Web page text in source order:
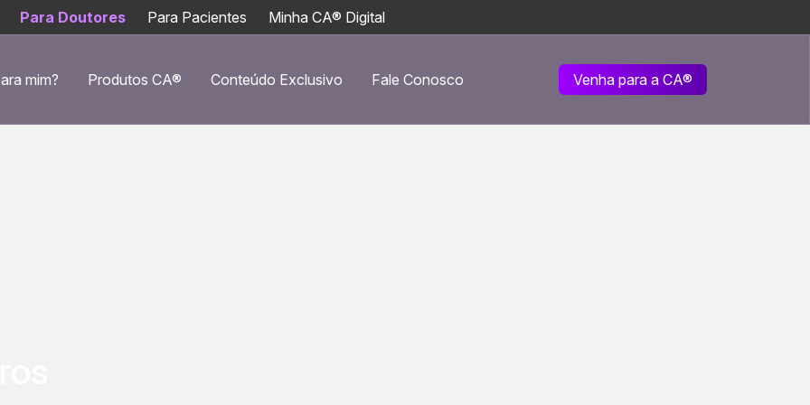
Para Doutores Para Pacientes Minha CA® Digital
mim? Produtos CA® Conteúdo Exclusivo Fale Conosco Venha para a CA®